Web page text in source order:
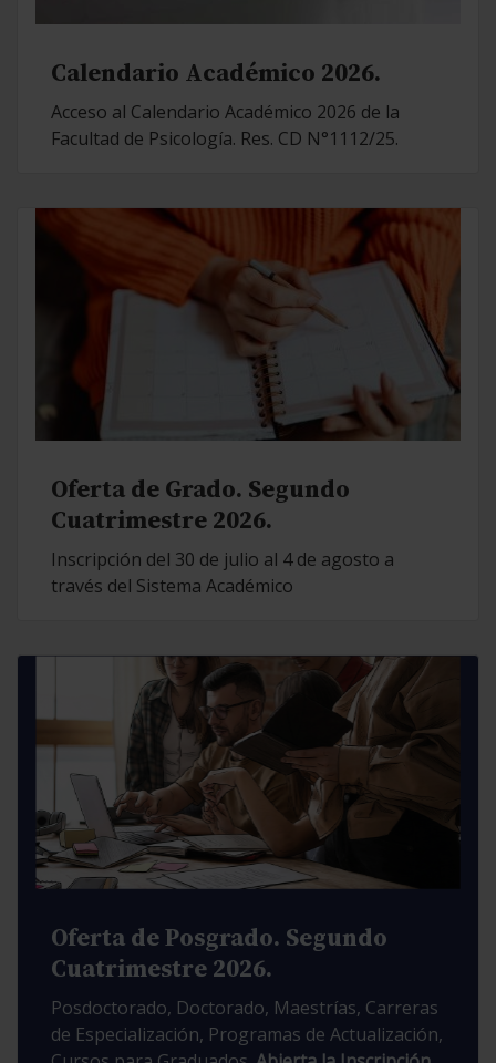
Calendario Académico 2026.
Acceso al Calendario Académico 2026 de la
Facultad de Psicología. Res. CD N°1112/25.
Oferta de Grado. Segundo
Cuatrimestre 2026.
Inscripción del 30 de julio al 4 de agosto a
través del Sistema Académico
Oferta de Posgrado. Segundo
Cuatrimestre 2026.
Posdoctorado, Doctorado, Maestrías, Carreras
de Especialización, Programas de Actualización,